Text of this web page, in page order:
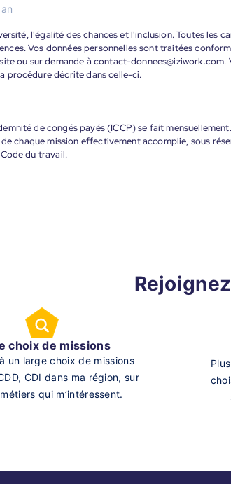
l'égalité des chances et l'inclusion. Toutes les
Vos données personnelles sont traitées
ou sur demande à contact-
procédure décrite dans celle-ci.
de congés payés (ICCP) se fait
chaque mission effectivement accomplie, sous
du travail.
choix de missions
un large choix de missions
CDI dans ma région, sur
qui m’intéressent.